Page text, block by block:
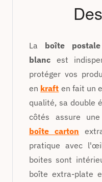
La boîte
blanc est
protéger vos
en kraft en fait un
qualité, sa double
côtés assure
boîte carton
pratique avec
boites sont
boîte extra-plate